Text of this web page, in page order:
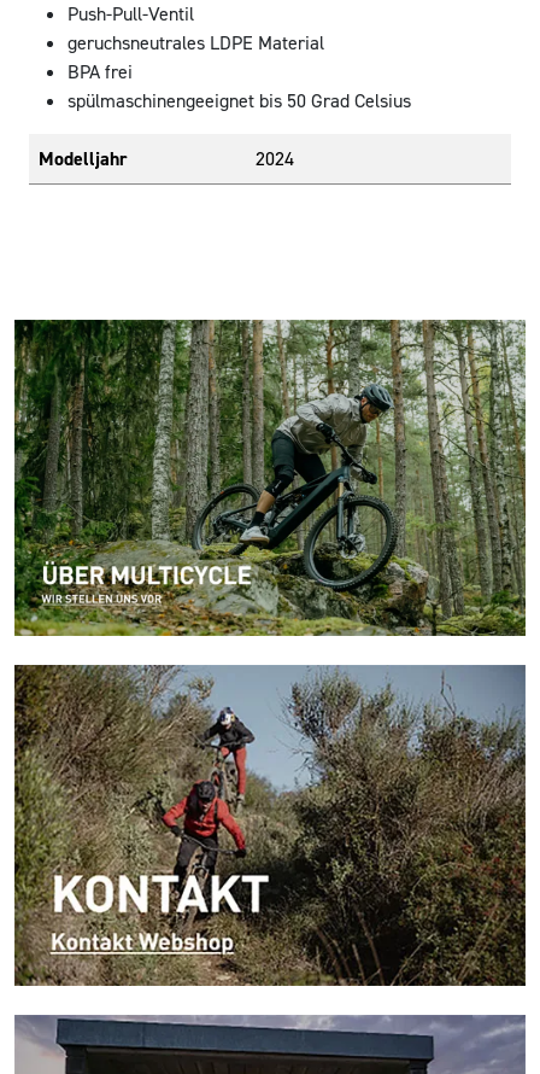
Push-Pull-Ventil
geruchsneutrales LDPE Material
BPA frei
spülmaschinengeeignet bis 50 Grad Celsius
Modelljahr 2024